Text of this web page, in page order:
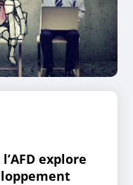
explore